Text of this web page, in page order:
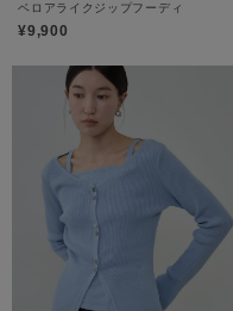
ベロアライクジップフーディ
¥9,900